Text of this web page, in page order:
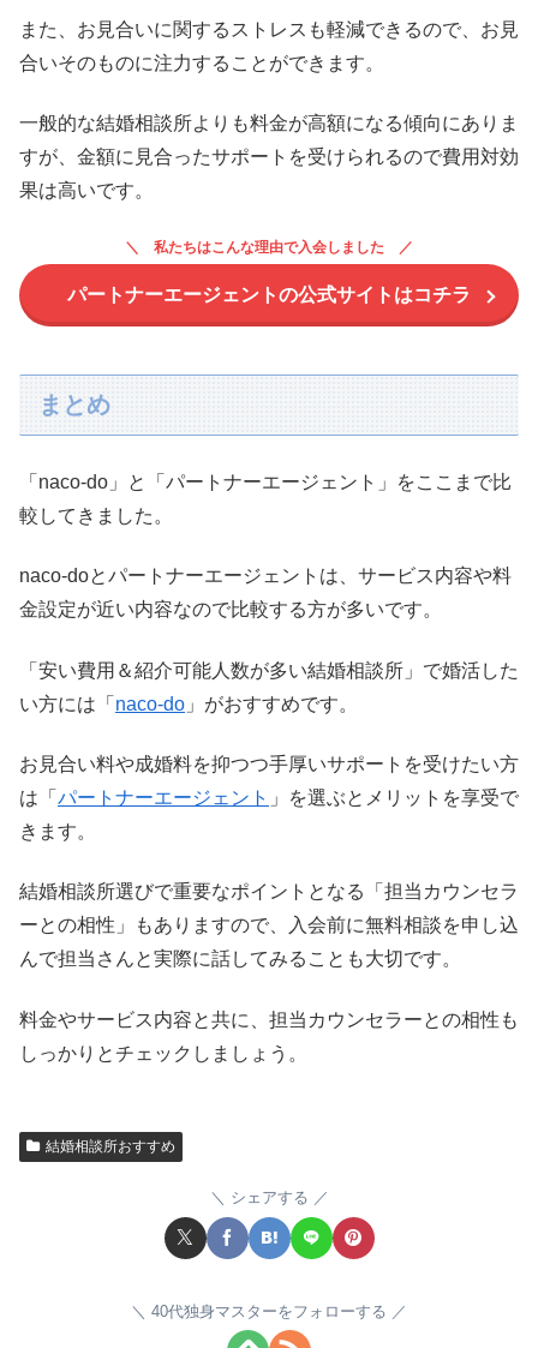
また、お見合いに関するストレスも軽減できるので、お見
合いそのものに注力することができます。
一般的な結婚相談所よりも料金が高額になる傾向にありま
すが、金額に見合ったサポートを受けられるので費用対効
果は高いです。
私たちはこんな理由で入会しました
パートナーエージェントの公式サイトはコチラ
まとめ
「naco-do」と「パートナーエージェント」をここまで比
較してきました。
naco-doとパートナーエージェントは、サービス内容や料
金設定が近い内容なので比較する方が多いです。
「安い費用＆紹介可能人数が多い結婚相談所」で婚活した
い方には「 naco-do 」がおすすめです。
お見合い料や成婚料を抑つつ手厚いサポートを受けたい方
は「 パートナーエージェント 」を選ぶとメリットを享受で
きます。
結婚相談所選びで重要なポイントとなる「担当カウンセラ
ーとの相性」もありますので、入会前に無料相談を申し込
んで担当さんと実際に話してみることも大切です。
料金やサービス内容と共に、担当カウンセラーとの相性も
しっかりとチェックしましょう。
結婚相談所おすすめ
シェアする
40代独身マスターをフォローする